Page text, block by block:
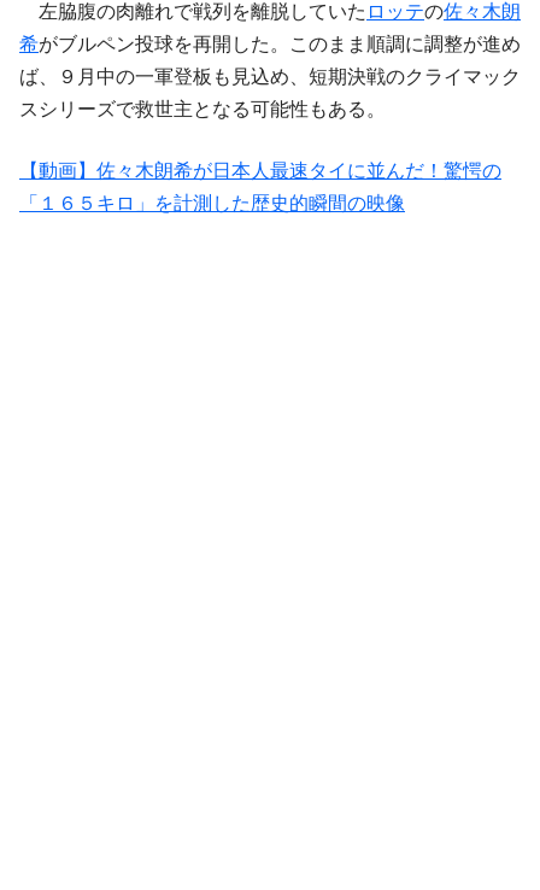
左脇腹の肉離れで戦列を離脱していた ロッテの佐々木朗
希がブルペン投球を再開した。このまま順調に調整が進め
ば、９月中の一軍登板も見込め、短期決戦のクライマック
スシリーズで救世主となる可能性もある。
【動画】佐々木朗希が日本人最速タイに並んだ！驚愕の
「１６５キロ」を計測した歴史的瞬間の映像